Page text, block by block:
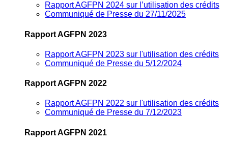
Rapport AGFPN 2024 sur l’utilisation des crédits
Communiqué de Presse du 27/11/2025
Rapport AGFPN 2023
Rapport AGFPN 2023 sur l'utilisation des crédits
Communiqué de Presse du 5/12/2024
Rapport AGFPN 2022
Rapport AGFPN 2022 sur l'utilisation des crédits
Communiqué de Presse du 7/12/2023
Rapport AGFPN 2021